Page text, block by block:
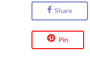
Share
Pin